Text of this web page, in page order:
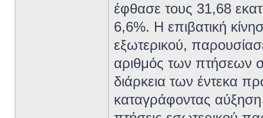
έφθασε τους 31,68
6,6%. Η επιβατική
εξωτερικού,
αριθμός των πτήσεων
διάρκεια των έντεκα
καταγράφοντας